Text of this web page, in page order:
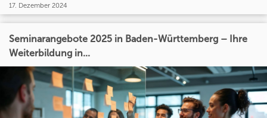
17. Dezember 2024
Seminarangebote 2025 in Baden-Württemberg – Ihre
Weiterbildung in...